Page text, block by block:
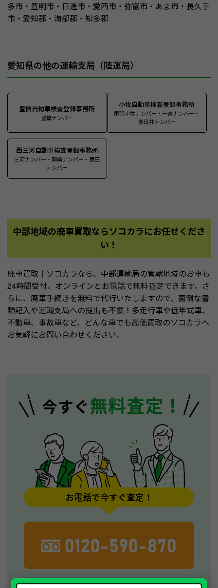
多市・豊明市・日進市・愛西市・弥富市・あま市・長久手
市・愛知郡・海部郡・知多郡
愛知県の他の運輸支局（陸運局）
豊橋自動車検査登録事務所
豊橋ナンバー
小牧自動車検査登録事務所
尾張小牧ナンバー・一宮ナンバー・
春日井ナンバー
西三河自動車検査登録事務所
三河ナンバー・岡崎ナンバー・豊田
ナンバー
中部地域の廃車買取ならソコカラにお任せくださ
い！
廃車買取｜ソコカラなら、中部運輸局の管轄地域のお車も
24時間受付、オンラインとお電話で無料査定できます。さ
らに、廃車手続きを無料で代行いたしますので、面倒な書
類記入や運輸支局への提出も不要！多走行車や低年式車、
不動車、事故車など、どんな車でも高価買取のソコカラへ
お気軽にお問い合わせください。
お電話で今すぐ査定！